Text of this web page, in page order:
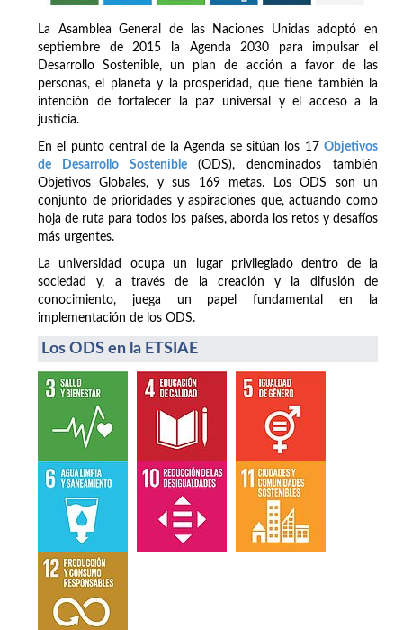
La Asamblea General de las Naciones Unidas adoptó en
septiembre de 2015 la Agenda 2030 para impulsar el
Desarrollo Sostenible, un plan de acción a favor de las
personas, el planeta y la prosperidad, que tiene también la
intención de fortalecer la paz universal y el acceso a la
justicia.
En el punto central de la Agenda se sitúan los 17 Objetivos
de Desarrollo Sostenible(ODS), denominados también
Objetivos Globales, y sus 169 metas. Los ODS son un
conjunto de prioridades y aspiraciones que, actuando como
hoja de ruta para todos los países, aborda los retos y desafíos
más urgentes.
La universidad ocupa un lugar privilegiado dentro de la
sociedad y, a través de la creación y la difusión de
conocimiento, juega un papel fundamental en la
implementación de los ODS.
Los ODS en la ETSIAE